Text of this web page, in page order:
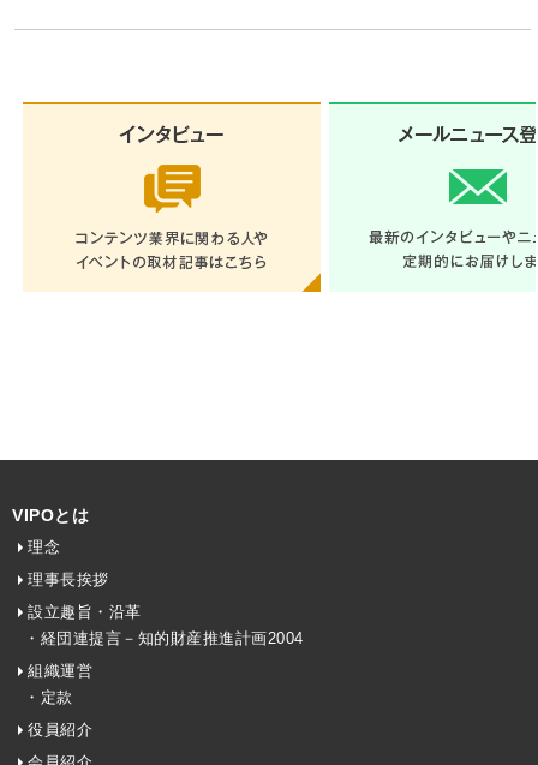
VIPOとは
理念
理事長挨拶
設立趣旨・沿革
・経団連提言－知的財産推進計画2004
組織運営
・定款
役員紹介